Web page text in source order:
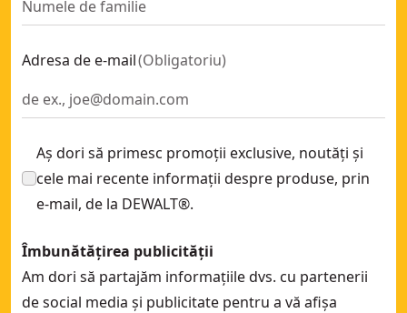
Adresa de e-mail(Obligatoriu)
Aș dori să primesc promoții exclusive, noutăți și
cele mai recente informații despre produse, prin
e-mail, de la DEWALT®.
Îmbunătățirea publicității
Am dori să partajăm informațiile dvs. cu partenerii
de social media și publicitate pentru a vă afișa